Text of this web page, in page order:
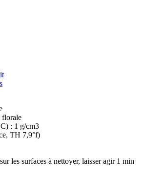
florale
: 1 g/cm3
TH 7,9°f)
les surfaces à nettoyer, laisser agir 1 min